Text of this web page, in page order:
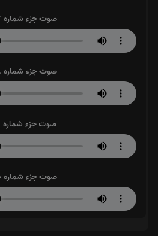
صوت جزء شماره 27
صوت جزء شماره 28
صوت جزء شماره 29
صوت جزء شماره 30